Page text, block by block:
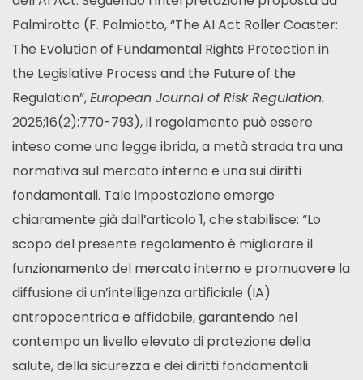
Palmirotto (F. Palmiotto, “The AI Act Roller Coaster:
The Evolution of Fundamental Rights Protection in
the Legislative Process and the Future of the
Regulation”,European Journal of Risk Regulation.
2025;16(2):770-793), il regolamento può essere
inteso come una legge ibrida, a metà strada tra una
normativa sul mercato interno e una sui diritti
fondamentali. Tale impostazione emerge
chiaramente già dall’articolo 1, che stabilisce: “Lo
scopo del presente regolamento è migliorare il
funzionamento del mercato interno e promuovere la
diffusione di un’intelligenza artificiale (IA)
antropocentrica e affidabile, garantendo nel
contempo un livello elevato di protezione della
salute, della sicurezza e dei diritti fondamentali